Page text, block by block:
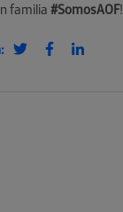
familia #SomosAOF!